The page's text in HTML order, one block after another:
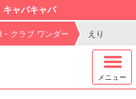
キャバキャバ
- クラブ ワンダー えり
メニュー